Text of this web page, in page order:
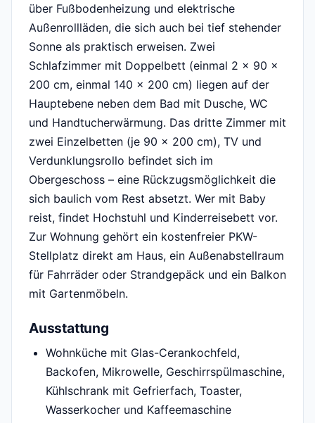
über Fußbodenheizung und elektrische
Außenrollläden, die sich auch bei tief stehender
Sonne als praktisch erweisen. Zwei
Schlafzimmer mit Doppelbett (einmal 2 x 90 x
200 cm, einmal 140 x 200 cm) liegen auf der
Hauptebene neben dem Bad mit Dusche, WC
und Handtucherwärmung. Das dritte Zimmer mit
zwei Einzelbetten (je 90 x 200 cm), TV und
Verdunklungsrollo befindet sich im
Obergeschoss – eine Rückzugsmöglichkeit die
sich baulich vom Rest absetzt. Wer mit Baby
reist, findet Hochstuhl und Kinderreisebett vor.
Zur Wohnung gehört ein kostenfreier PKW-
Stellplatz direkt am Haus, ein Außenabstellraum
für Fahrräder oder Strandgepäck und ein Balkon
mit Gartenmöbeln.
Ausstattung
Wohnküche mit Glas-Cerankochfeld,
Backofen, Mikrowelle, Geschirrspülmaschine,
Kühlschrank mit Gefrierfach, Toaster,
Wasserkocher und Kaffeemaschine